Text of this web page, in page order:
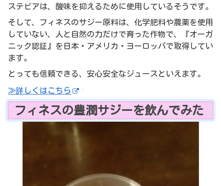
ステビアは、酸味を抑えるために使用しているそうです。
そして、フィネスのサジー原料は、化学肥料や農薬を使用
していない、人と自然の力だけで育った作物で、
『オーガ
ニック認証』を日本・アメリカ・ヨーロッパで取得してい
ます。
とっても信頼できる、安心安全なジュースといえます。
≫詳しくはこちら
フィネスの豊潤サジーを飲んでみた